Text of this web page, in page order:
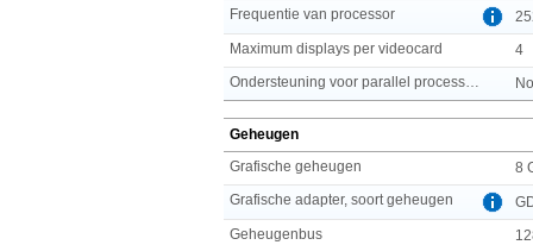
Frequentie van processor
Maximum displays per videocard
4
Geheugen
Grafische geheugen
8
Grafische adapter, soort geheugen
Geheugenbus